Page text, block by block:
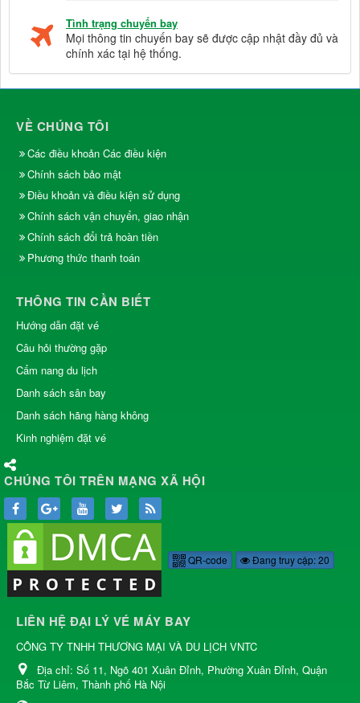
Tình trạng chuyến bay
Mọi thông tin chuyến bay sẽ được cập nhật đầy đủ và
chính xác tại hệ thống.
VỀ CHÚNG TÔI
Các điều khoản Các điều kiện
Chính sách bảo mật
Điều khoản và điều kiện sử dụng
Chính sách vận chuyển, giao nhận
Chính sách đổi trả hoàn tiền
Phương thức thanh toán
THÔNG TIN CẦN BIẾT
Hướng dẫn đặt vé
Câu hỏi thường gặp
Cẩm nang du lịch
Danh sách sân bay
Danh sách hãng hàng không
Kinh nghiệm đặt vé
CHÚNG TÔI TRÊN MẠNG XÃ HỘI
QR-code Đang truy cập: 20
LIÊN HỆ ĐẠI LÝ VÉ MÁY BAY
CÔNG TY TNHH THƯƠNG MẠI VÀ DU LỊCH VNTC
Địa chỉ: Số 11, Ngõ 401 Xuân Đỉnh, Phường Xuân Đỉnh, Quận
Bắc Từ Liêm, Thành phố Hà Nội